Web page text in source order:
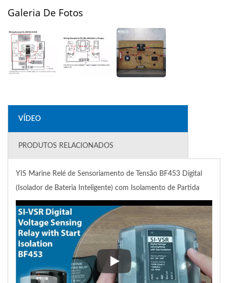
Galeria De Fotos
VÍDEO
PRODUTOS RELACIONADOS
YIS Marine Relé de Sensoriamento de Tensão BF453 Digital
(Isolador de Bateria Inteligente) com Isolamento de Partida
YIS Marine Relé de